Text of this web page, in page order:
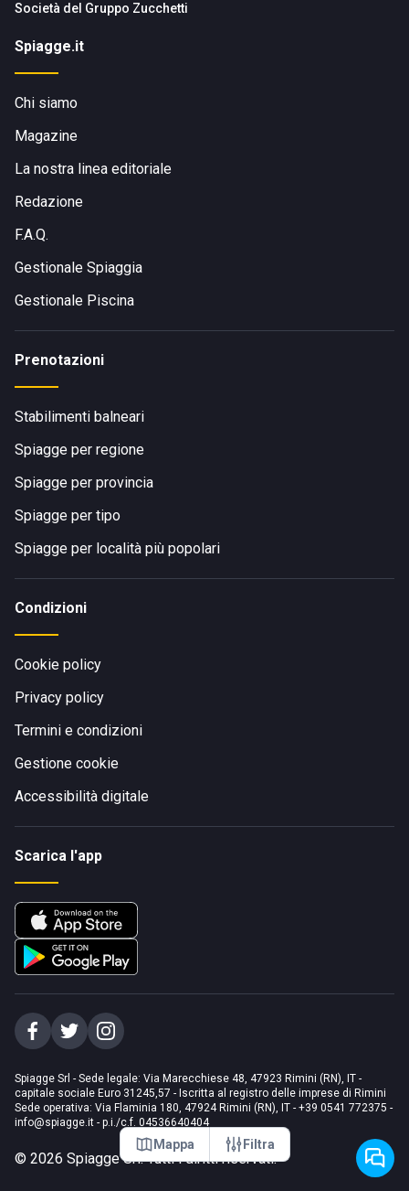
Mappa Filtra
Società del Gruppo Zucchetti
Spiagge.it
Chi siamo
Magazine
La nostra linea editoriale
Redazione
F.A.Q.
Gestionale Spiaggia
Gestionale Piscina
Prenotazioni
Stabilimenti balneari
Spiagge per regione
Spiagge per provincia
Spiagge per tipo
Spiagge per località più popolari
Condizioni
Cookie policy
Privacy policy
Termini e condizioni
Gestione cookie
Accessibilità digitale
Scarica l'app
Spiagge Srl - Sede legale: Via Marecchiese 48, 47923 Rimini (RN), IT -
capitale sociale Euro 31245,57 - Iscritta al registro delle imprese di Rimini
Sede operativa: Via Flaminia 180, 47924 Rimini (RN), IT - +39 0541 772375 -
info@spiagge.it - p.i./c.f. 04536640404
© 2026 Spiagge Srl. Tutti i diritti riservati.